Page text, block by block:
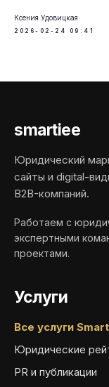
Ксения Удовицкая
2026-02-24 09:41
smartiee
Юридический
сайты и digital-
B2B-компаний.
Работаем с
экспертными
проектами.
Услуги
Все услуги
Юридические
PR и публикации